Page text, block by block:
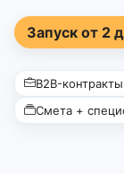
Запуск от 2
B2B-контракты
Смета +